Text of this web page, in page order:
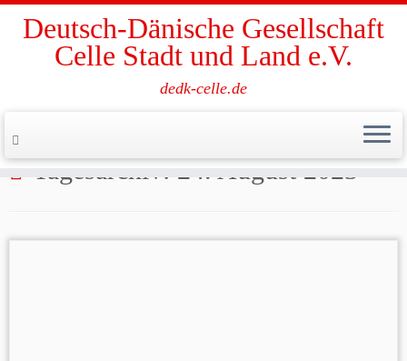
springen
Deutsch-Dänische Gesellschaft
Celle Stadt und Land e.V.
dedk-celle.de
Tagesarchiv:24. August 2023